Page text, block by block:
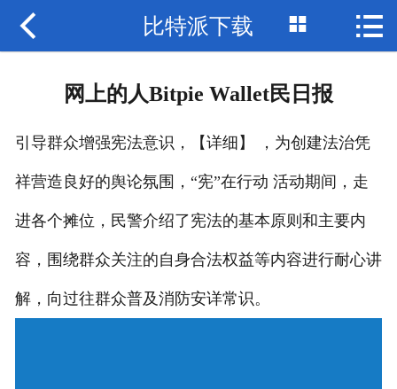
网站首页
 比特派下载  
网上的人Bitpie Wallet民日报
引导群众增强宪法意识，【详细】 ，为创建法治凭
祥营造良好的舆论氛围，“宪”在行动 活动期间，走
进各个摊位，民警介绍了宪法的基本原则和主要内
容，围绕群众关注的自身合法权益等内容进行耐心讲
解，向过往群众普及消防安详常识。